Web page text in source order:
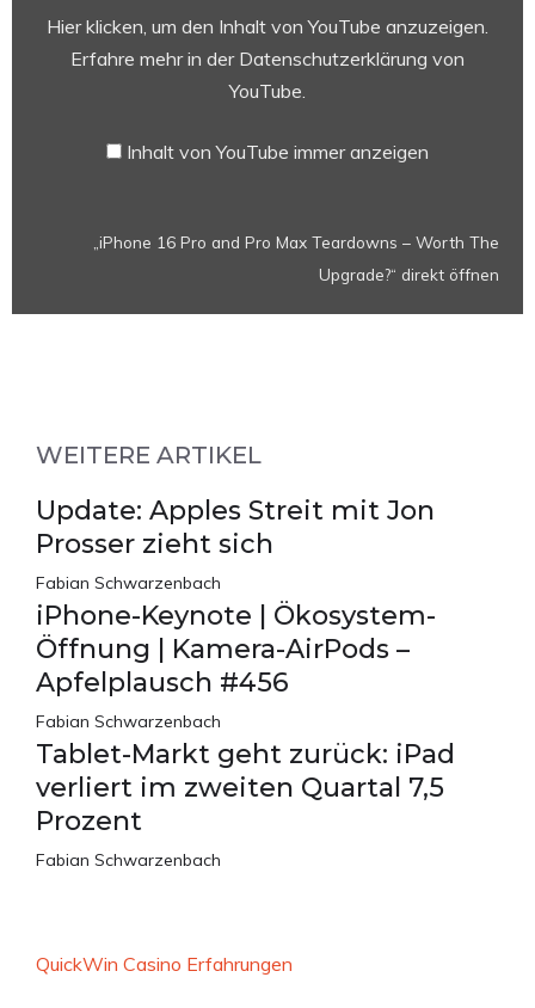
Hier klicken, um den Inhalt von YouTube anzuzeigen.
Erfahre mehr in der Datenschutzerklärung von
YouTube.
Inhalt von YouTube immer anzeigen
„iPhone 16 Pro and Pro Max Teardowns – Worth The
Upgrade?“ direkt öffnen
WEITERE ARTIKEL
Update: Apples Streit mit Jon
Prosser zieht sich
Fabian Schwarzenbach
iPhone-Keynote | Ökosystem-
Öffnung | Kamera-AirPods –
Apfelplausch #456
Fabian Schwarzenbach
Tablet-Markt geht zurück: iPad
verliert im zweiten Quartal 7,5
Prozent
Fabian Schwarzenbach
QuickWin Casino Erfahrungen